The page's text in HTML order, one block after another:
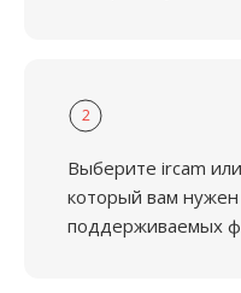
2
Выберите ircam
который вам
поддерживаемых